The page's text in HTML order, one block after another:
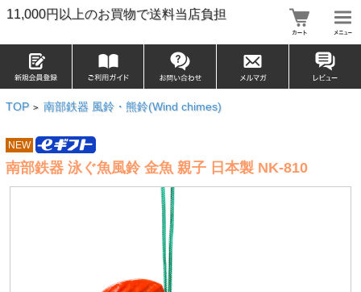
11,000円以上のお買物で送料当店負担
TOP > 南部鉄器 風鈴・熊鈴(Wind chimes)
NEW
南部鉄器 泳ぐ魚風鈴 金魚 親子 日本製 NK-810